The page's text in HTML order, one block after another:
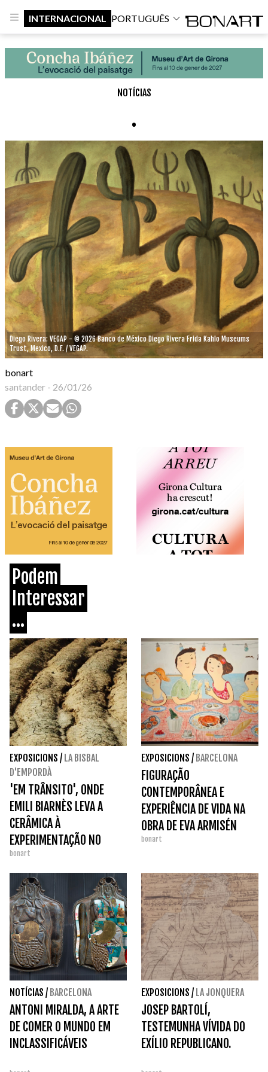
INTERNACIONAL PORTUGUÊS
NOTÍCIAS
.
Diego Rivera: VEGAP - © 2026 Banco de México Diego Rivera Frida Kahlo Museums
Trust, Mexico, D.F. / VEGAP.
bonart
santander - 26/01/26
Podem
Interessar
...
EXPOSICIONS / LA BISBAL
D'EMPORDÀ
'EM TRÂNSITO', ONDE
EMILI BIARNÈS LEVA A
CERÂMICA À
EXPERIMENTAÇÃO NO
MUSEU DA TERRACOTA.
bonart
EXPOSICIONS / BARCELONA
FIGURAÇÃO
CONTEMPORÂNEA E
EXPERIÊNCIA DE VIDA NA
OBRA DE EVA ARMISÉN
bonart
NOTÍCIAS / BARCELONA
ANTONI MIRALDA, A ARTE
DE COMER O MUNDO EM
INCLASSIFICÁVEIS
EXPOSICIONS / LA JONQUERA
JOSEP BARTOLÍ,
TESTEMUNHA VÍVIDA DO
EXÍLIO REPUBLICANO.